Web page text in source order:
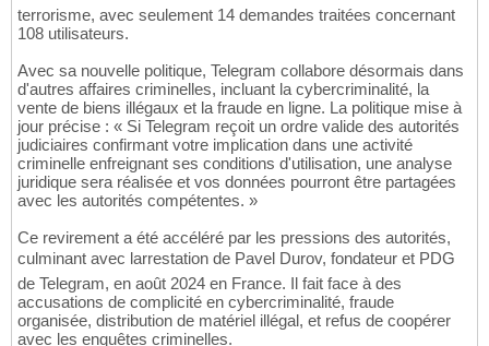
terrorisme, avec seulement 14 demandes traitées concernant
108 utilisateurs.
Avec sa nouvelle politique, Telegram collabore désormais dans
d'autres affaires criminelles, incluant la cybercriminalité, la
vente de biens illégaux et la fraude en ligne. La politique mise à
jour précise : « Si Telegram reçoit un ordre valide des autorités
judiciaires confirmant votre implication dans une activité
criminelle enfreignant ses conditions d'utilisation, une analyse
juridique sera réalisée et vos données pourront être partagées
avec les autorités compétentes. »
Ce revirement a été accéléré par les pressions des autorités,
culminant avec larrestation de Pavel Durov, fondateur et PDG
de Telegram, en août 2024 en France. Il fait face à des
accusations de complicité en cybercriminalité, fraude
organisée, distribution de matériel illégal, et refus de coopérer
avec les enquêtes criminelles.